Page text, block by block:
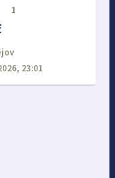
1
23:01